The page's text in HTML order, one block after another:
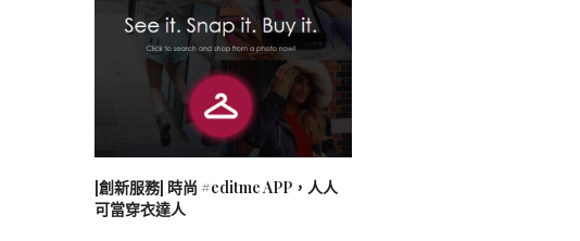
[創新服務] 時尚 #editme APP，人人
可當穿衣達人